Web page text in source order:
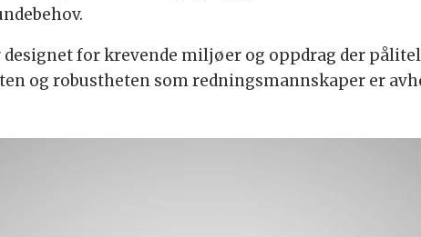
for krevende miljøer og oppdrag der
og robustheten som redningsmannskaper er